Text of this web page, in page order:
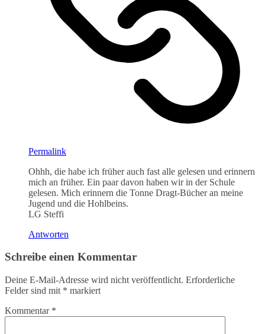
Permalink
Ohhh, die habe ich früher auch fast alle gelesen und erinnern
mich an früher. Ein paar davon haben wir in der Schule
gelesen. Mich erinnern die Tonne Dragt-Bücher an meine
Jugend und die Hohlbeins.
LG Steffi
Antworten
Schreibe einen Kommentar
Deine E-Mail-Adresse wird nicht veröffentlicht. Erforderliche
Felder sind mit * markiert
Kommentar *